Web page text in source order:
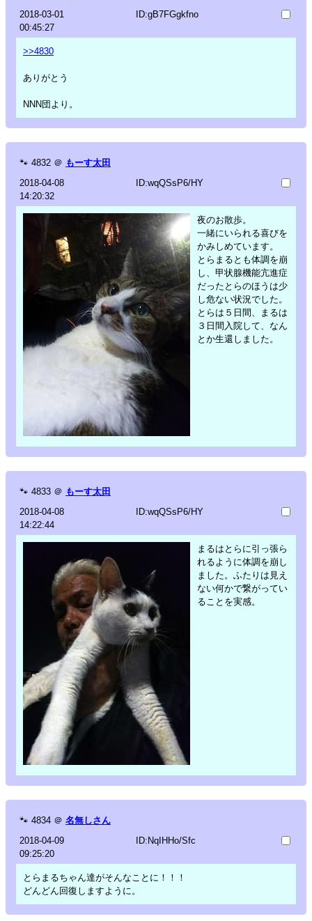
2018-03-01
00:45:27
ID:gB7FGgkfno
>>4830
ありがとう
NNN団より。
🐾 4832 ＠ もーす太田
2018-04-08
14:20:32
ID:wqQSsP6/HY
夜のお散歩。
一緒にいられる喜びを
かみしめています。
とらまるとも体調を崩
し、甲状腺機能亢進症
だったとらのほうは少
し危ない状況でした。
とらは５日間、まるは
３日間入院して、なん
とか生還しました。
🐾 4833 ＠ もーす太田
2018-04-08
14:22:44
ID:wqQSsP6/HY
まるはとらに引っ張ら
れるように体調を崩し
ました。ふたりは見え
ない何かで繋がってい
ることを実感。
🐾 4834 ＠ 名無しさん
2018-04-09
09:25:20
ID:NqIHHo/Sfc
とらまるちゃん達がそんなことに！！！
どんどん回復しますように。